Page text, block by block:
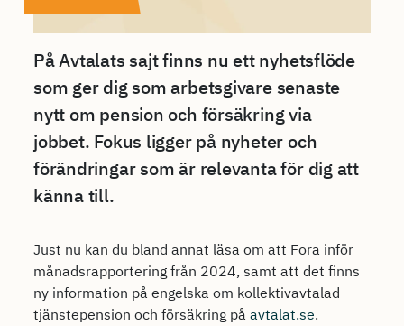
På Avtalats sajt finns nu ett nyhetsflöde
som ger dig som arbetsgivare senaste
nytt om pension och försäkring via
jobbet. Fokus ligger på nyheter och
förändringar som är relevanta för dig att
känna till.
Just nu kan du bland annat läsa om att Fora inför
månadsrapportering från 2024, samt att det finns
ny information på engelska om kollektivavtalad
tjänstepension och försäkring på avtalat.se.